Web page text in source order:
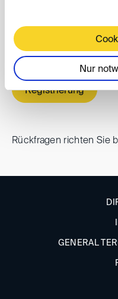
Nur
den Link in der
Registrierung
Rückfragen richten Sie
GENERAL